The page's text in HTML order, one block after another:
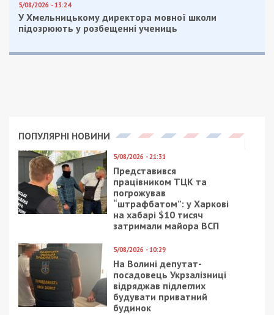
5/08/2026 - 13:24
У Хмельницькому директора мовної школи
підозрюють у розбещенні учениць
ПОПУЛЯРНІ НОВИНИ
5/08/2026 - 21:31
Представився
працівником ТЦК та
погрожував
“штрафбатом”: у Харкові
на хабарі $10 тисяч
затримали майора ВСП
5/08/2026 - 10:29
На Волині депутат-
посадовець Укрзалізниці
відряджав підлеглих
будувати приватний
будинок